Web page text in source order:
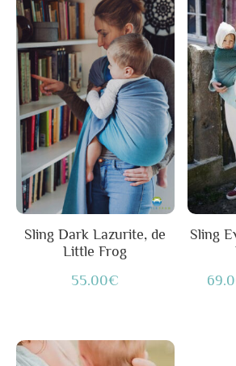
Sling Dark Lazurite, de
Little Frog
55.00€
produit
a
Les
options
peuvent
être
choisies
sur
page
Sling
de
prix :
69.00€
à
74.00€
Ce